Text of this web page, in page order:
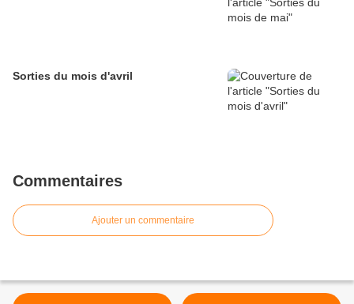
Sorties du mois d'avril
Commentaires
Ajouter un commentaire